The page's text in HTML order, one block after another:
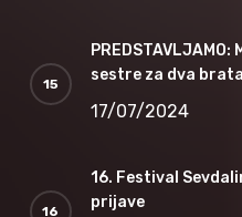
sestre za dva brata
17/07/2024
16. Festival
prijave